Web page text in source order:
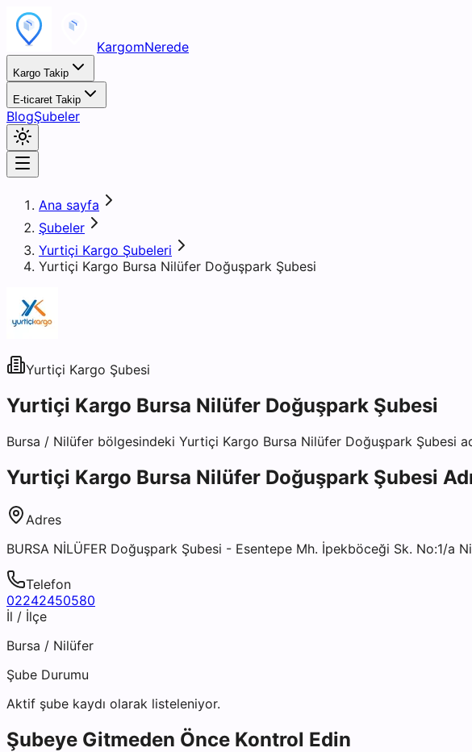
KargomNerede
Kargo Takip
E-ticaret Takip
BlogŞubeler
Ana sayfa
Şubeler
Yurtiçi Kargo Şubeleri
Yurtiçi Kargo Bursa Nilüfer Doğuşpark Şubesi
Yurtiçi Kargo Şubesi
Yurtiçi Kargo Bursa Nilüfer Doğuşpark Şubesi
Bursa / Nilüfer bölgesindeki Yurtiçi Kargo Bursa Nilüfer Doğuşpark Şubesi
Yurtiçi Kargo Bursa Nilüfer Doğuşpark Şubesi
Adres
BURSA NİLÜFER Doğuşpark Şubesi - Esentepe Mh. İpekböceği Sk. No:1/a
Telefon
02242450580
İl / İlçe
Bursa / Nilüfer
Şube Durumu
Aktif şube kaydı olarak listeleniyor.
Şubeye Gitmeden Önce Kontrol Edin